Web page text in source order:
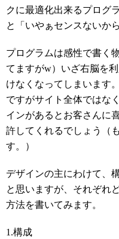
クに最適化出来るプログ
と「いやぁセンスないか
プログラムは感性で書く
てますがw）いざ右脳を
けなくなってしまいます。
ですがサイト全体ではな
インがあるとお客さんに
許してくれるでしょう（
す。）
デザインの主にわけて、
と思いますが、それぞれ
方法を書いてみます。
1.構成